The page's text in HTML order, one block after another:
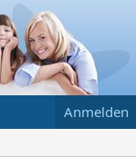
Anmelden